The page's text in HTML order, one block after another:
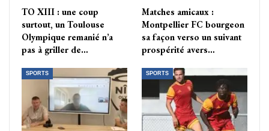
TO XIII : une coup
surtout, un Toulouse
Olympique remanié n’a
pas à griller de…
Matches amicaux :
Montpellier FC bourgeon
sa façon verso un suivant
prospérité avers…
SPORTS SPORTS